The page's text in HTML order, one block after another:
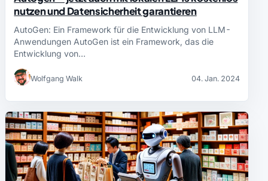
nutzen und Datensicherheit garantieren
AutoGen: Ein Framework für die Entwicklung von LLM-
Anwendungen AutoGen ist ein Framework, das die
Entwicklung von…
Wolfgang Walk 04. Jan. 2024